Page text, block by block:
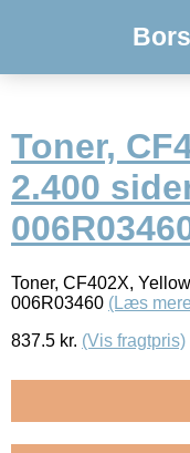
Toner,
2.400
Toner, CF402X,
006R03460 (Læs
837.5 kr. (Vis fragtpris)